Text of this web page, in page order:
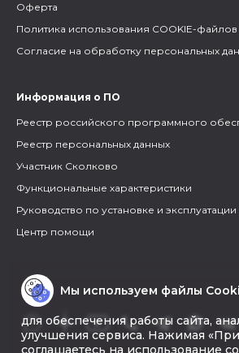
Оферта
Политика использования COOKIE-файлов
Согласие на обработку персональных
Информация о ПО
Реестр российского программного
Реестр персональных данных
Участник Сколково
Функциональные характеристики
Руководство по установке и эксплуатации
Центр помощи
Мы используем файлы
для обеспечения работы сайта,
улучшения сервиса. Нажимая
соглашаетесь на использование